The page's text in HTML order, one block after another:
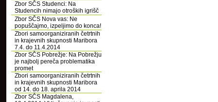
Zbor SČS Studenci: Na
Studencih nimajo otroških igrišč
Zbor SČS Nova vas: Ne
popuščajmo, izpeljimo do konca!
Zbori samoorganiziranih četrtnih
in krajevnih skupnosti Maribora
7.4. do 11.4.2014
Zbor SČS Pobrežje: Na Pobrežju
je najbolj pereča problematika
promet
Zbori samoorganiziranih četrtnih
in krajevnih skupnosti Maribora
od 14. do 18. aprila 2014
Zbor SČS Magdalena,